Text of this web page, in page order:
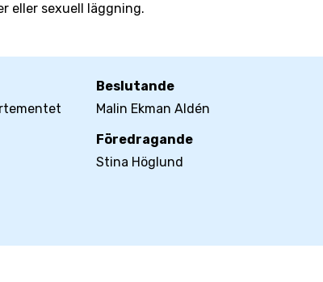
eller sexuell läggning.
Beslutande
Malin Ekman Aldén
Föredragande
Stina Höglund